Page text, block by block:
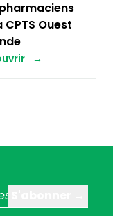
CPTS Ouest